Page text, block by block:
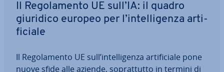
Il Re­go­la­men­to UE sull’IA: il quadro
giuridico europeo per l’in­tel­li­gen­za ar­ti­
fi­cia­le
Il Re­go­la­men­to UE sull’in­tel­li­gen­za ar­ti­fi­cia­le pone
nuove sfide alle aziende, so­prat­tut­to in termini di